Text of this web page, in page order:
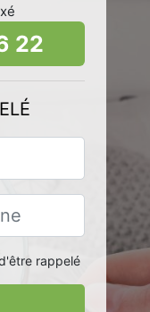
22
rappelé